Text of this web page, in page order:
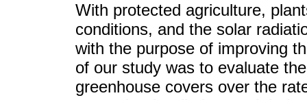
With protected agriculture,
conditions, and the solar
with the purpose of improving
of our study was to evaluate
greenhouse covers over the